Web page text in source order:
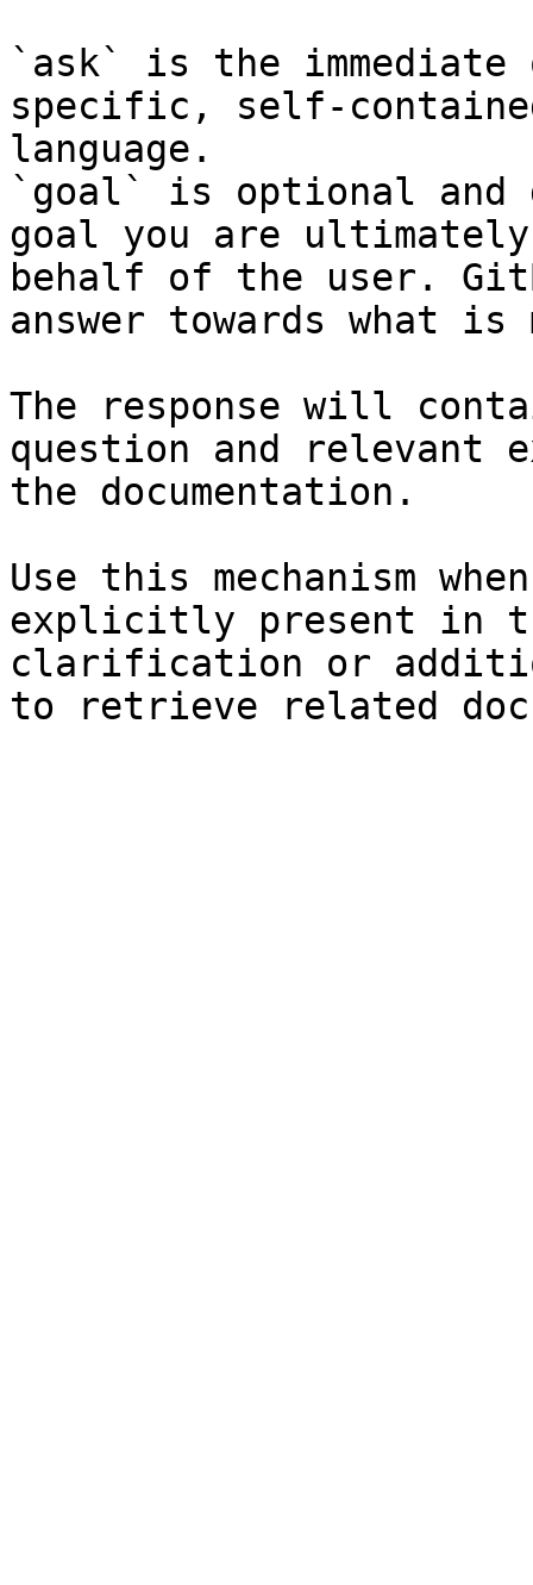
`ask` is the
specific, self-
language.
`goal` is optional and
goal you are
behalf of the user.
answer towards what
The response will
question and relevant
the documentation.
Use this mechanism
explicitly present in
clarification or